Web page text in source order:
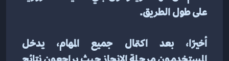
على طول الطريق.